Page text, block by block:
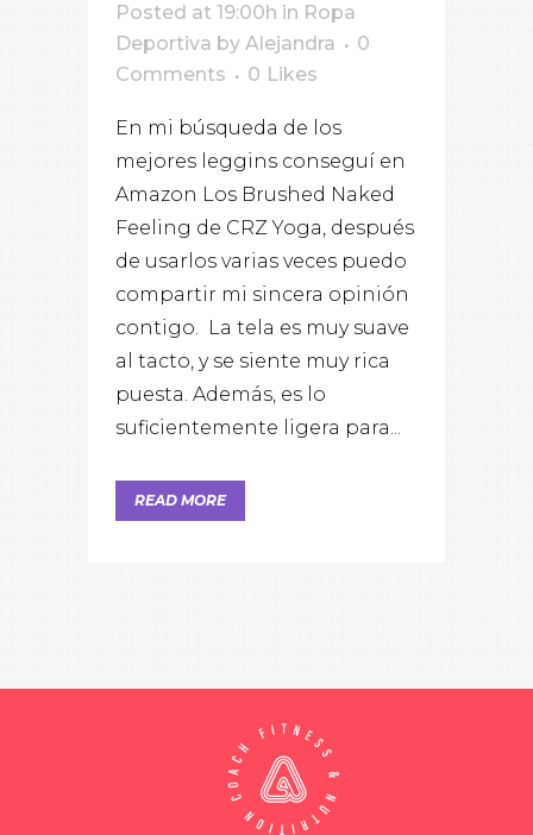
Posted at 19:00h in Ropa
Deportiva by Alejandra
0
Comments
0 Likes
En mi búsqueda de los
mejores leggins conseguí en
Amazon Los Brushed Naked
Feeling de CRZ Yoga, después
de usarlos varias veces puedo
compartir mi sincera opinión
contigo. La tela es muy suave
al tacto, y se siente muy rica
puesta. Además, es lo
suficientemente ligera para...
READ MORE